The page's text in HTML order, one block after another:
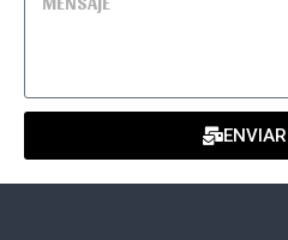
ENVIAR